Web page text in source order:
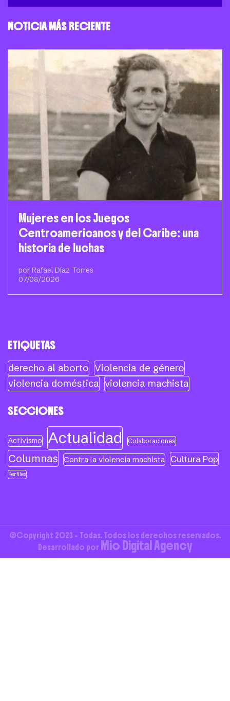
NOTICIA MÁS RECIENTE
Mujeres en los Juegos
Centroamericanos y del Caribe: una
historia de luchas
por Rafael Díaz Torres
07/08/2026
ETIQUETAS
derecho al aborto Violencia de género
violencia doméstica violencia machista
SECCIONES
Activismo Actualidad Colaboraciones
Columnas Contra la violencia machista Cultura Pop
Perfiles
©Copyright 2023 - Todas. Todos los derechos reservados.
Desarrollado por Mio Digital Agency